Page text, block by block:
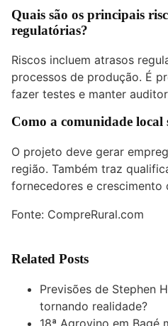
Quais são os principais
regulatórias?
Riscos incluem atrasos
processos de produção. É
fazer testes e manter
Como a comunidade local
O projeto deve gerar
região. Também traz
fornecedores e crescimento
Fonte: CompreRural.com
Related Posts
Previsões de Stephen
tornando realidade?
18ª Agrovino em Bagé